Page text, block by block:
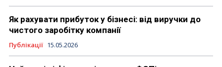
Як рахувати прибуток у бізнесі: від виручки до
чистого заробітку компанії
Публікації 15.05.2026